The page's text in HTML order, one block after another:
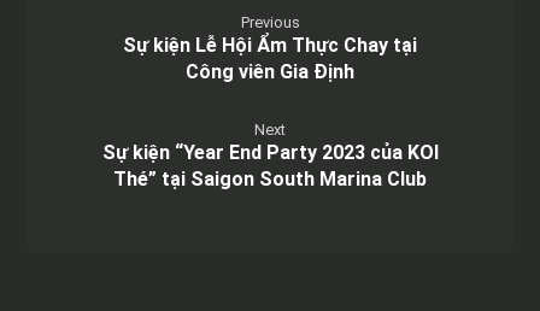
Previous
Sự kiện Lễ Hội Ẩm Thực Chay tại
Công viên Gia Định
Next
Sự kiện “Year End Party 2023 của KOI
Thé” tại Saigon South Marina Club